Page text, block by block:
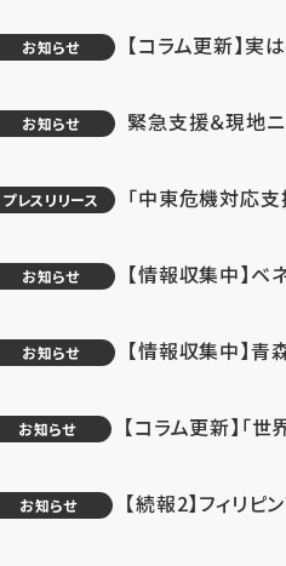
お知らせ 【コラム更新】
お知らせ 緊急支援＆現地
プレスリリース 「中東危機対応支
お知らせ 【情報収集中】
お知らせ 【情報収集中】
お知らせ 【コラム更新】「
お知らせ 【続報2】フィリ